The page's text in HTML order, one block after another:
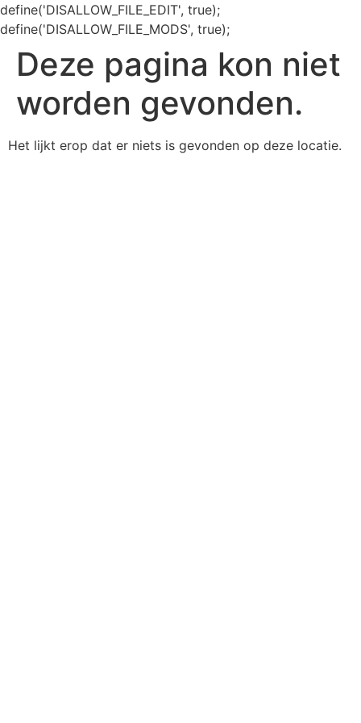
define('DISALLOW_FILE_EDIT', true);
define('DISALLOW_FILE_MODS', true);
Deze pagina kon niet
worden gevonden.
Het lijkt erop dat er niets is gevonden op deze locatie.